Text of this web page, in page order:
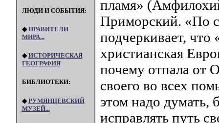
ЛЮДИ И СОБЫТИЯ:
◆ПРАВИТЕЛИ
МИРА...
◆ИСТОРИЧЕСКАЯ
ГЕОГРАФИЯ
БИБЛИОТЕКИ:
◆РУМЯНЦЕВСКИЙ
МУЗЕЙ...
пламя»
Приморский. «По
подчеркивает, что
христианская
почему отпала от
своего во всех
этом надо думать,
исправлять путь